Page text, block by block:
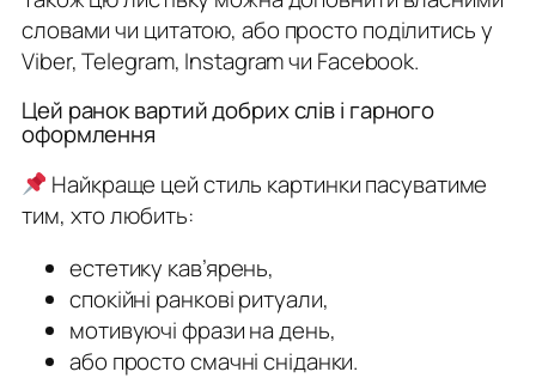
словами чи цитатою, або просто поділитись у
Viber, Telegram, Instagram чи Facebook.
Цей ранок вартий добрих слів і гарного
оформлення
Найкраще цей стиль картинки пасуватиме
тим, хто любить:
естетику кав’ярень,
спокійні ранкові ритуали,
мотивуючі фрази на день,
або просто смачні сніданки.